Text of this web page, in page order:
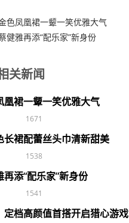
色凤凰裙一颦一笑优雅大气
健雅再添“配乐家”新身份
关新闻
凰裙一颦一笑优雅大气
1671
长裙配蕾丝头巾清新甜美
1538
添“配乐家”新身份
1541
定档高颜值首搭开启猎心游戏